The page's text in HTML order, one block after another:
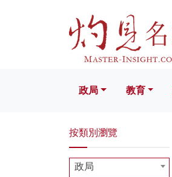
政局 教育
按類別瀏覽
政局